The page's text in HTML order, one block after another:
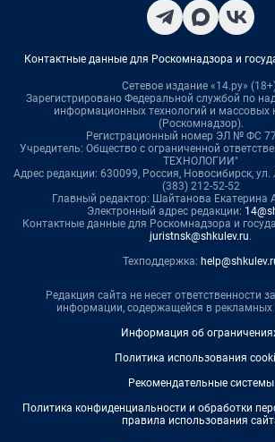
Контактные данные для Роскомнадзора и
Сетевое издание «14.ру»
Зарегистрировано Федеральной службой по
информационных технологий и массовых
(Роскомнадзор).
Регистрационный номер ЭЛ № ФС
Учредитель: Общество с ограниченной
ТЕХНОЛОГИИ"
Адрес редакции: 630099, Россия, Новосибирск, ул.
(383) 212-52-52
Главный редактор: Шайтанова Екатерина
Электронный адрес редакции:
Контактные данные для Роскомнадзора и
juristnsk@shkulev.ru.
Техподдержка:
Редакция сайта не несет ответственности
информации, содержащейся в рекламных
Информация об
Политика использования
Рекомендательные системы
Политика конфиденциальности и обработки
правила использования